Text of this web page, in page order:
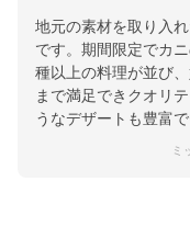
地元の素材を取り入れ
です。期間限定でカ
種以上の料理が並び
まで満足できクオリ
うなデザートも豊富
ミ